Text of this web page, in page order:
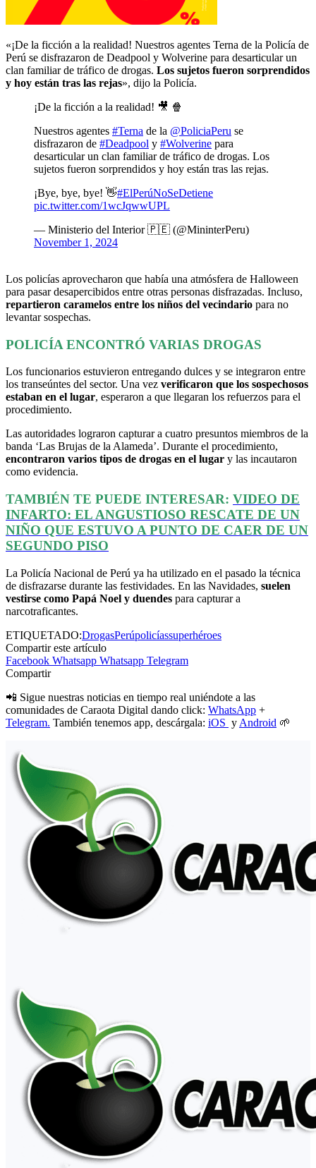
«¡De la ficción a la realidad! Nuestros agentes Terna de la Policía de
Perú se disfrazaron de Deadpool y Wolverine para desarticular un
clan familiar de tráfico de drogas. Los sujetos fueron sorprendidos
y hoy están tras las rejas», dijo la Policía.
¡De la ficción a la realidad! 🎥 🍿
Nuestros agentes #Terna de la @PoliciaPeru se
disfrazaron de #Deadpool y #Wolverine para
desarticular un clan familiar de tráfico de drogas. Los
sujetos fueron sorprendidos y hoy están tras las rejas.
¡Bye, bye, bye! 👋#ElPerúNoSeDetiene
pic.twitter.com/1wcJqwwUPL
— Ministerio del Interior 🇵🇪 (@MininterPeru)
November 1, 2024
Los policías aprovecharon que había una atmósfera de Halloween
para pasar desapercibidos entre otras personas disfrazadas. Incluso,
repartieron caramelos entre los niños del vecindario para no
levantar sospechas.
POLICÍA ENCONTRÓ VARIAS DROGAS
Los funcionarios estuvieron entregando dulces y se integraron entre
los transeúntes del sector. Una vez verificaron que los sospechosos
estaban en el lugar, esperaron a que llegaran los refuerzos para el
procedimiento.
Las autoridades lograron capturar a cuatro presuntos miembros de la
banda ‘Las Brujas de la Alameda’. Durante el procedimiento,
encontraron varios tipos de drogas en el lugar y las incautaron
como evidencia.
TAMBIÉN TE PUEDE INTERESAR: VIDEO DE
INFARTO: EL ANGUSTIOSO RESCATE DE UN
NIÑO QUE ESTUVO A PUNTO DE CAER DE UN
SEGUNDO PISO
La Policía Nacional de Perú ya ha utilizado en el pasado la técnica
de disfrazarse durante las festividades. En las Navidades, suelen
vestirse como Papá Noel y duendes para capturar a
narcotraficantes.
ETIQUETADO:DrogasPerúpolicíassuperhéroes
Compartir este artículo
Facebook Whatsapp Whatsapp Telegram
Compartir
📲 Sigue nuestras noticias en tiempo real uniéndote a las
comunidades de Caraota Digital dando click: WhatsApp +
Telegram. También tenemos app, descárgala: iOS y Android 🌱